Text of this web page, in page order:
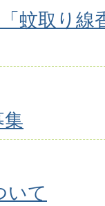
蚊取り
集
いて